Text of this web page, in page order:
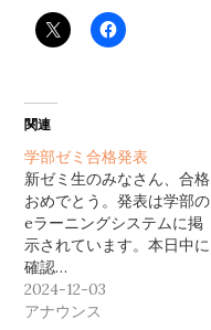
関連
学部ゼミ合格発表
新ゼミ生のみなさん、合格
おめでとう。発表は学部の
eラーニングシステムに掲
示されています。本日中に
確認…
2024-12-03
アナウンス